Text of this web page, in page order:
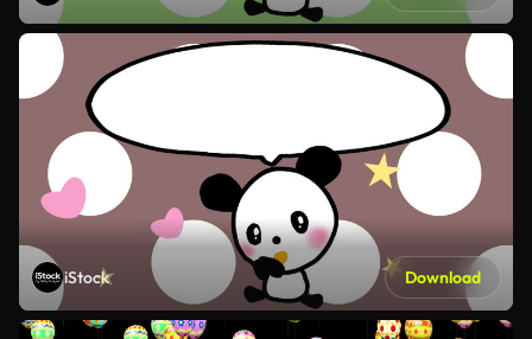
iStock Download